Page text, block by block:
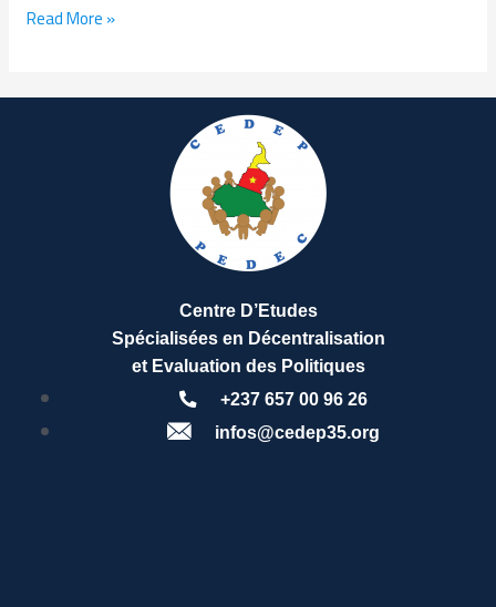
Read More »
Centre D’Etudes
Spécialisées en Décentralisation
et Evaluation des Politiques
+237 657 00 96 26
infos@cedep35.org